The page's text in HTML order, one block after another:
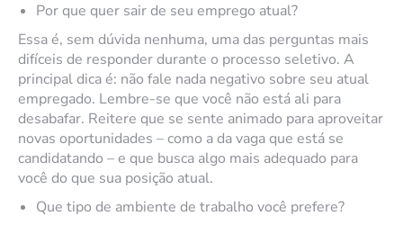
Por que quer sair de seu emprego atual?
Essa é, sem dúvida nenhuma, uma das perguntas mais
difíceis de responder durante o processo seletivo. A
principal dica é: não fale nada negativo sobre seu atual
empregado. Lembre-se que você não está ali para
desabafar. Reitere que se sente animado para aproveitar
novas oportunidades – como a da vaga que está se
candidatando – e que busca algo mais adequado para
você do que sua posição atual.
Que tipo de ambiente de trabalho você prefere?